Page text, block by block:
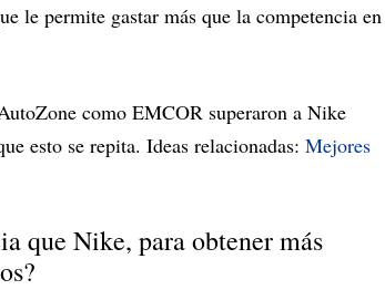
le permite gastar más que la competencia en
como EMCOR superaron a Nike
esto se repita. Ideas relacionadas: Mejores
que Nike, para obtener más